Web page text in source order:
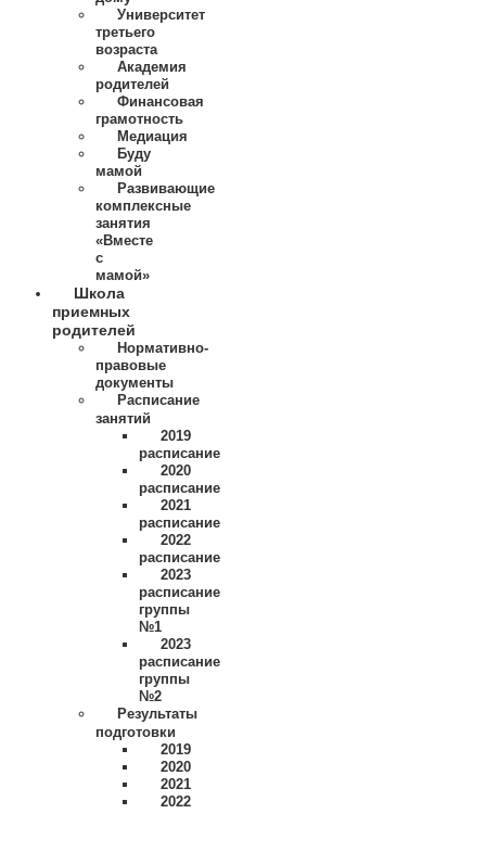
Университет
третьего
возраста
Академия
родителей
Финансовая
грамотность
Медиация
Буду
мамой
Развивающие
комплексные
занятия
«Вместе
с
мамой»
Школа
приемных
родителей
Нормативно-
правовые
документы
Расписание
занятий
2019
расписание
2020
расписание
2021
расписание
2022
расписание
2023
расписание
группы
№1
2023
расписание
группы
№2
Результаты
подготовки
2019
2020
2021
2022